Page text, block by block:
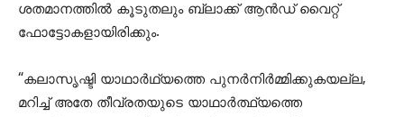
ശതമാനത്തിൽ കൂടുതലും ബ്ലാക്ക്‌ ആൻഡ് വൈറ്റ്
ഫോട്ടോകളായിരിക്കും.
“കലാസൃഷ്ടി യാഥാർഥ്യത്തെ പുനർനിർമ്മിക്കുകയല്ല,
മറിച്ച് അതേ തീവ്രതയുടെ യാഥാർത്ഥ്യത്തെ